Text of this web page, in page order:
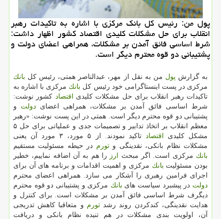
پول من: رئیس كل بانك مركزی با اشاره به تاكیدات رهبر
انقلاب برای حل مشكلات كلیدی اقتصاد كشور اظهار داشت:
شرط اساسی فائق آمدن بر مشكلات، همراهی اعضای دولت و
پشتیبانی دو قوه محترم دیگر است.
به گزارش پول من به نقل از مهر، عبدالناصر همتی، رئیس كل بانك
مركزی در پست اینستاگرامی خود رئیس كل بانك مركزی با اشاره به
تاكیدات رهبر انقلاب برای حل مشكلات كلیدی اقتصاد كشور نوشت:
شرط اساسی فائق آمدن بر مشكلات، همراهی اعضای دولت و
پشتیبانی دو قوه محترم دیگر است. همتی در این پست نوشت: «رهبر
معظم انقلاب بر اتخاذ تدابیر و تصمیمات جدی و عملیاتی برای حل ۵
مشكل كلیدی اقتصاد
تاكید نمودند. از ۵ مورد، ۳ مورد آن یعنی
مشكلات نظام بانكی، نقدینگی وتورم در حیطه مسئولیت مستقیم
بانك مركزی است. اگر مبحث ارز
را هم به آن اضافه نماییم، خطیر
بودن مسئولیت بانك مركزی و اهمیت اقدامات و برنامه های آن برای
اجرای فرامین رهبری را آشكار می سازد. همراهی اعضای محترم
دولت در پیشبرد سیاست های بانك مركزی و پشتیبانی دو قوه محترم
دیگرف شرط اساسی فائق آمدن بر مشكلات است. برای كنترل و
هدایت نقدینگی، كندكردن روند رشدتورم و متعاقبا كاهش تدریجی
آن، اولویت بندی مشكلات در هم تنیده نظام بانكی و دریافت